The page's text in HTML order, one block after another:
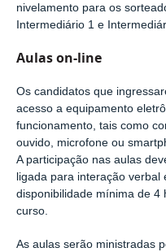
nivelamento para os
Intermediário 1 e
Aulas on-line
Os candidatos que
acesso a equipamento
funcionamento, tais como
ouvido, microfone ou
A participação nas aulas
ligada para interação
disponibilidade mínima de 4
curso.
As aulas serão ministradas